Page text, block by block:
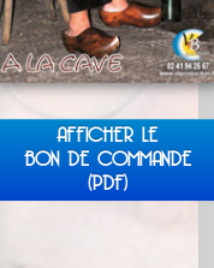
AFFICHER LE
BON DE COMMANDE
(PDF)